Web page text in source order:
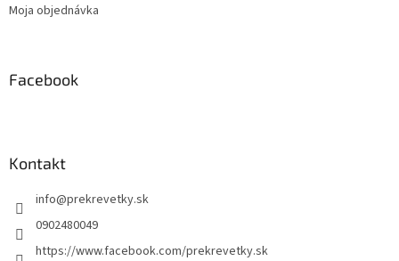
Moja objednávka
Facebook
Kontakt
info@prekrevetky.sk
0902480049
https://www.facebook.com/prekrevetky.sk